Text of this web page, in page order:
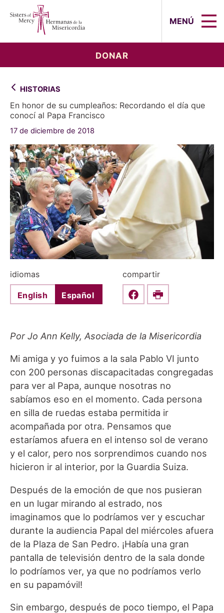
MENÚ
DONAR
HISTORIAS
En honor de su cumpleaños: Recordando el día que
conocí al Papa Francisco
17 de diciembre de 2018
idiomas
English Español
compartir
Share this on Facebook
Print
Por Jo Ann Kelly, Asociada de la Misericordia
Mi amiga y yo fuimos a la sala Pablo VI junto
con 200 personas discapacitadas congregadas
para ver al Papa, aunque nosotras no
sabíamos eso en el momento. Cada persona
en silla de ruedas estaba permitida ir
acompañada por otra. Pensamos que
estaríamos afuera en el intenso sol de verano
y el calor, pero nos sorprendimos cuando nos
hicieron ir al interior, por la Guardia Suiza.
Después de la emoción de que nos pusieran
en un lugar mirando al estrado, nos
imaginamos que lo podríamos ver y escuchar
durante la audiencia Papal del miércoles afuera
de la Plaza de San Pedro. ¡Había una gran
pantalla de televisión dentro de la sala donde
lo podríamos ver, ya que no podríamos verlo
en su papamóvil!
Sin embargo, después de poco tiempo, el Papa